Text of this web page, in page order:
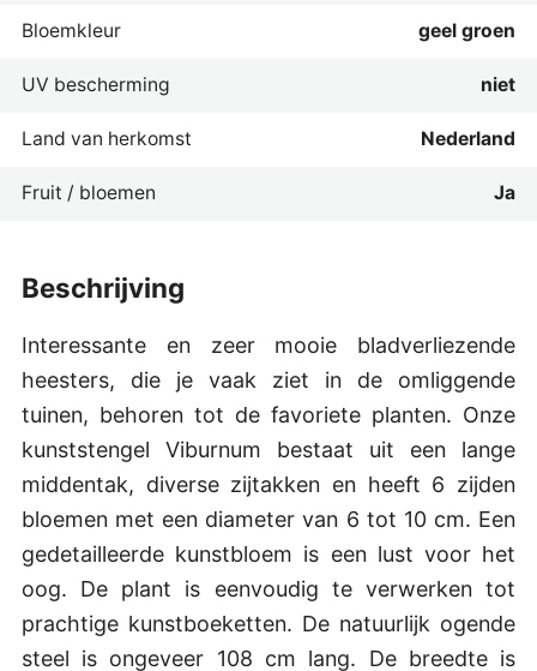
beschrijving
Interessante en zeer mooie bladverliezende
heesters, die je vaak ziet in de omliggende
tuinen, behoren tot de favoriete planten. Onze
kunststengel Viburnum bestaat uit een lange
middentak, diverse zijtakken en heeft 6 zijden
bloemen met een diameter van 6 tot 10 cm. Een
gedetailleerde kunstbloem is een lust voor het
oog. De plant is eenvoudig te verwerken tot
prachtige kunstboeketten. De natuurlijk ogende
steel is ongeveer 108 cm lang. De breedte is
Bloemkleur geel groen
UV bescherming niet
Land van herkomst Nederland
Fruit / bloemen Ja